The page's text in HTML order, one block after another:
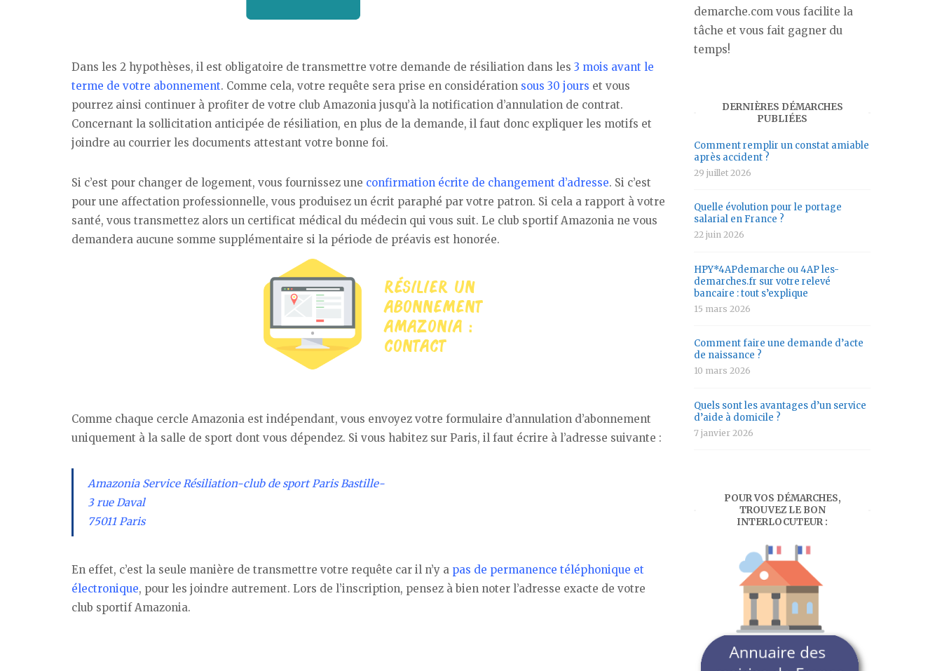
Dans les 2 hypothèses, il est obligatoire de transmettre votre demande de résiliation dans les 3 mois avant le
terme de votre abonnement. Comme cela, votre requête sera prise en considération sous 30 jours et vous
pourrez ainsi continuer à profiter de votre club Amazonia jusqu’à la notification d’annulation de contrat.
Concernant la sollicitation anticipée de résiliation, en plus de la demande, il faut donc expliquer les motifs et
joindre au courrier les documents attestant votre bonne foi.
Si c’est pour changer de logement, vous fournissez une confirmation écrite de changement d’adresse. Si c’est
pour une affectation professionnelle, vous produisez un écrit paraphé par votre patron. Si cela a rapport à votre
santé, vous transmettez alors un certificat médical du médecin qui vous suit. Le club sportif Amazonia ne vous
demandera aucune somme supplémentaire si la période de préavis est honorée.
Comme chaque cercle Amazonia est indépendant, vous envoyez votre formulaire d’annulation d’abonnement
uniquement à la salle de sport dont vous dépendez. Si vous habitez sur Paris, il faut écrire à l’adresse suivante :
Amazonia Service Résiliation-club de sport Paris Bastille-
3 rue Daval
75011 Paris
En effet, c’est la seule manière de transmettre votre requête car il n’y a pas de permanence téléphonique et
électronique, pour les joindre autrement. Lors de l’inscription, pensez à bien noter l’adresse exacte de votre
club sportif Amazonia.
demarche.com vous facilite la
tâche et vous fait gagner du
temps!
DERNIÈRES DÉMARCHES
PUBLIÉES
Comment remplir un constat amiable
après accident ?
29 juillet 2026
Quelle évolution pour le portage
salarial en France ?
22 juin 2026
HPY*4APdemarche ou 4AP les-
demarches.fr sur votre relevé
bancaire : tout s’explique
15 mars 2026
Comment faire une demande d’acte
de naissance ?
10 mars 2026
Quels sont les avantages d’un service
d’aide à domicile ?
7 janvier 2026
POUR VOS DÉMARCHES,
TROUVEZ LE BON
INTERLOCUTEUR :